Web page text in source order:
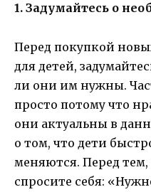
1. Задумайтесь о
Перед покупкой
для детей,
ли они им нужны.
просто потому что
они актуальны в
о том, что дети
меняются. Перед тем,
спросите себя: